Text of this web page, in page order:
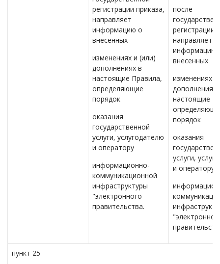
регистрации приказа,
направляет
информацию о
внесенных
изменениях и (или)
дополнениях в
настоящие Правила,
определяющие
порядок
оказания
государственной
услуги, услугодателю
и оператору
информационно-
коммуникационной
инфраструктуры
"электронного
правительства.
после
регистрации
направляет
информацию
внесенных
изменениях и
дополнениях
настоящие
порядок
оказания
услуги,
и оператору
пункт 25